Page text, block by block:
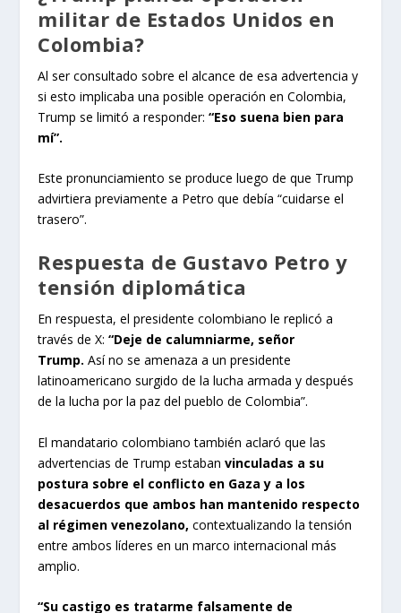
militar de Estados Unidos en
Colombia?
Al ser consultado sobre el alcance de esa advertencia y
si esto implicaba una posible operación en Colombia,
Trump se limitó a responder:“Eso suena bien para
mí”.
Este pronunciamiento se produce luego de que Trump
advirtiera previamente a Petro que debía “cuidarse el
trasero”.
Respuesta de Gustavo Petro y
tensión diplomática
En respuesta, el presidente colombiano le replicó a
través de X:“Deje de calumniarme, señor
Trump. Así no se amenaza a un presidente
latinoamericano surgido de la lucha armada y después
de la lucha por la paz del pueblo de Colombia”.
El mandatario colombiano también aclaró que las
advertencias de Trump estabanvinculadas a su
postura sobre el conflicto en Gaza y a los
desacuerdos que ambos han mantenido respecto
al régimen venezolano,contextualizando la tensión
entre ambos líderes en un marco internacional más
amplio.
“Su castigo es tratarme falsamente de